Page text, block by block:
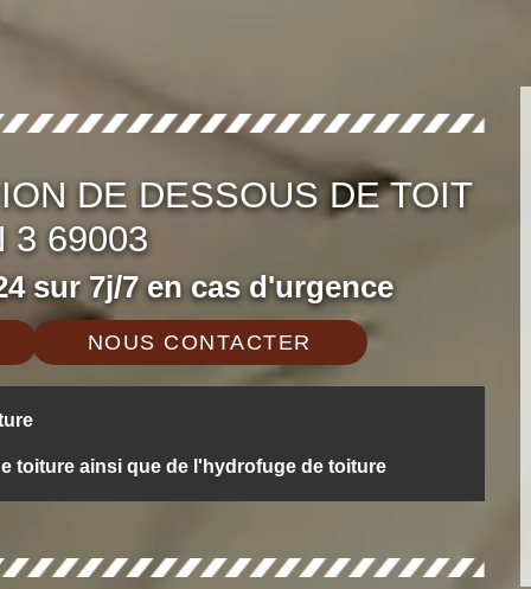
DE DESSOUS DE TOIT
3 69003
sur 7j/7 en cas d'urgence
NOUS CONTACTER
toiture ainsi que de l'hydrofuge de toiture